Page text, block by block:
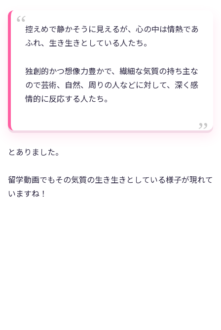
控えめで静かそうに見えるが、心の中は情熱であ
ふれ、生き生きとしている人たち。
独創的かつ想像力豊かで、繊細な気質の持ち主な
ので芸術、自然、周りの人などに対して、深く感
情的に反応する人たち。
とありました。
留学動画でもその気質の生き生きとしている様子が現れて
いますね！